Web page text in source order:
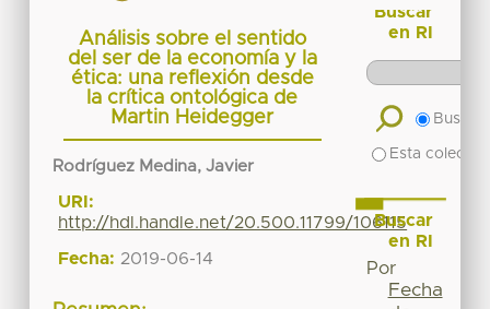
Análisis sobre el sentido
del ser de la economía y la
ética: una reflexión desde
la crítica ontológica de
Martin Heidegger
Rodríguez Medina, Javier
URI:
http://hdl.handle.net/20.500.11799/106115
Fecha: 2019-06-14
Buscar
en RI
Buscar
Esta
Buscar
en RI
Por
Fecha